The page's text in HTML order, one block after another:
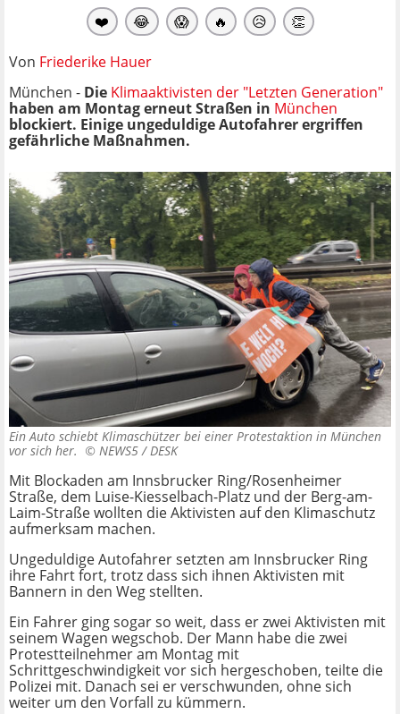
❤️ 😂 😱 🔥 😥 👏
Von Friederike Hauer
München - Die Klimaaktivisten der "Letzten Generation"
haben am Montag erneut Straßen in München
blockiert. Einige ungeduldige Autofahrer ergriffen
gefährliche Maßnahmen.
Ein Auto schiebt Klimaschützer bei einer Protestaktion in München
vor sich her. © NEWS5 / DESK
Mit Blockaden am Innsbrucker Ring/Rosenheimer
Straße, dem Luise-Kiesselbach-Platz und der Berg-am-
Laim-Straße wollten die Aktivisten auf den Klimaschutz
aufmerksam machen.
Ungeduldige Autofahrer setzten am Innsbrucker Ring
ihre Fahrt fort, trotz dass sich ihnen Aktivisten mit
Bannern in den Weg stellten.
Ein Fahrer ging sogar so weit, dass er zwei Aktivisten mit
seinem Wagen wegschob. Der Mann habe die zwei
Protestteilnehmer am Montag mit
Schrittgeschwindigkeit vor sich hergeschoben, teilte die
Polizei mit. Danach sei er verschwunden, ohne sich
weiter um den Vorfall zu kümmern.